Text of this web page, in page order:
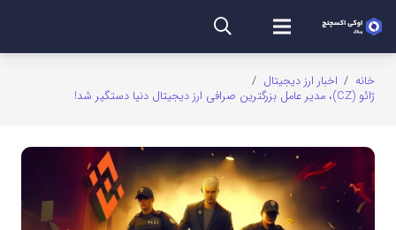
خانه / اخبار ارز دیجیتال /
ژائو (CZ)، مدیر عامل بزرگترین صرافی ارز دیجیتال دنیا دستگیر شد!